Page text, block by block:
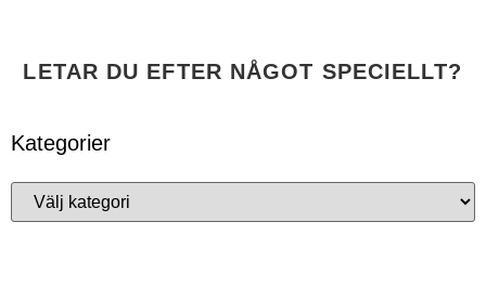
LETAR DU EFTER NÅGOT SPECIELLT?
Kategorier